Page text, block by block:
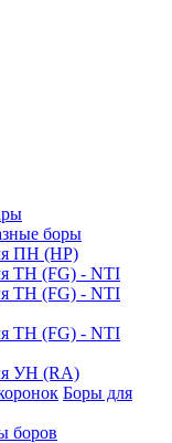
боры
ПН (HP)
ТН (FG) - NTI
ТН (FG) - NTI
ТН (FG) - NTI
УН (RA)
Боры для
боров